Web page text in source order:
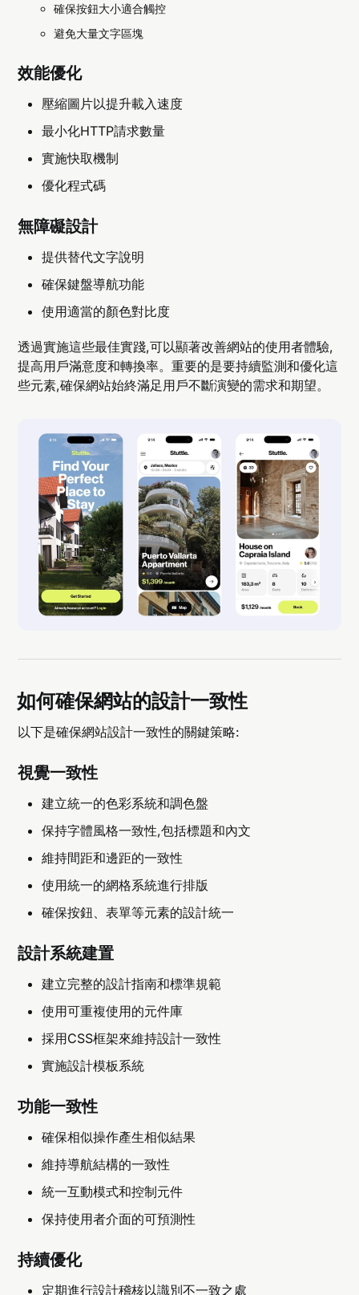
確保按鈕大小適合觸控
避免大量文字區塊
效能優化
壓縮圖片以提升載入速度
最小化HTTP請求數量
實施快取機制
優化程式碼
無障礙設計
提供替代文字說明
確保鍵盤導航功能
使用適當的顏色對比度
透過實施這些最佳實踐,可以顯著改善網站的使用者體驗,
提高用戶滿意度和轉換率。重要的是要持續監測和優化這
些元素,確保網站始終滿足用戶不斷演變的需求和期望。
如何確保網站的設計一致性
以下是確保網站設計一致性的關鍵策略:
視覺一致性
建立統一的色彩系統和調色盤
保持字體風格一致性,包括標題和內文
維持間距和邊距的一致性
使用統一的網格系統進行排版
確保按鈕、表單等元素的設計統一
設計系統建置
建立完整的設計指南和標準規範
使用可重複使用的元件庫
採用CSS框架來維持設計一致性
實施設計模板系統
功能一致性
確保相似操作產生相似結果
維持導航結構的一致性
統一互動模式和控制元件
保持使用者介面的可預測性
持續優化
定期進行設計稽核以識別不一致之處